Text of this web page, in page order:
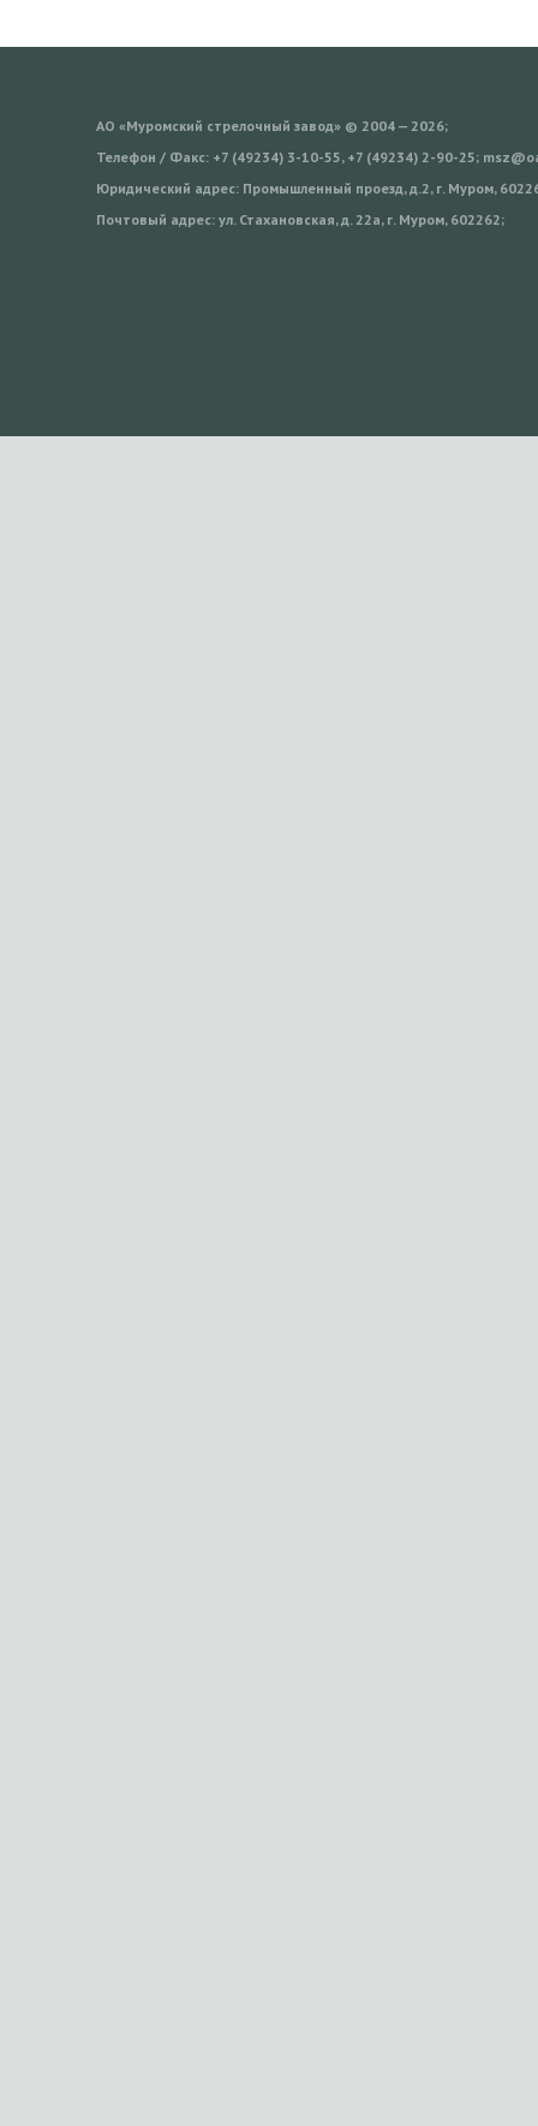
АО «Муромский стрелочный завод» © 2004 — 2026;
Телефон / Факс: +7 (49234) 3-10-55, +7 (49234) 2-90-25;
Юридический адрес: Промышленный проезд, д.2, г. Муром,
Почтовый адрес: ул. Стахановская, д. 22а, г. Муром, 602262;